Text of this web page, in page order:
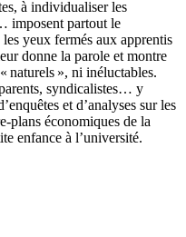
à individualiser les
imposent partout le
yeux fermés aux apprentis
donne la parole et montre
naturels », ni inéluctables.
syndicalistes… y
et d’analyses sur les
plans économiques de la
enfance à l’université.